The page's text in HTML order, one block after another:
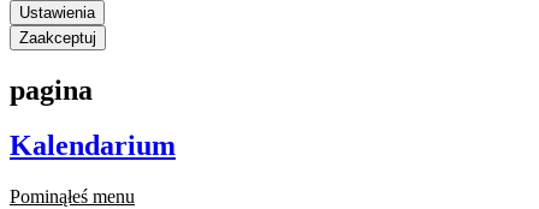
Ustawienia
Zaakceptuj
pagina
Kalendarium
Pominąłeś menu